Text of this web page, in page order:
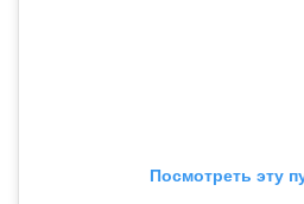
Посмотреть эту